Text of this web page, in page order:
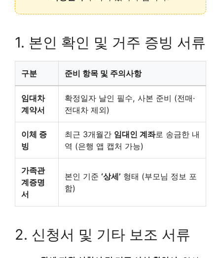
1. 본인 확인 및 거주 증빙 서류
구분 준비 항목 및 주의사항
임대차
계약서
확정일자 날인 필수, 사본 준비 (전매·
전대차 제외)
이체 증
빙
최근 3개월간 임대인 계좌로 송금한 내
역 (은행 앱 캡처 가능)
가족관
계증명
서
본인 기준 ‘상세’ 형태 (부모님 정보 포
함)
2. 신청서 및 기타 보조 서류